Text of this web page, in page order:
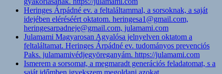
Heringes Árpádné ev. a feltaláltammal, a sorsoknak, a saját
idejében eléréséért oktatom. heringesa1@gmail.com,
heringesarpadneje@gmail.com, julamami.com
Julamami Magyarosan Agyalósa jelnyelven oktatom a
feltaláltamat. Heringes Árpádné ev. tudományos prevenciós
Paks. julamamivédjegyöreganyám. https://julamami.com
Ismerem a sorsomat, a megmaradt generációs feladatomat, s a
saját időmben igyekszem megoldani azokat.